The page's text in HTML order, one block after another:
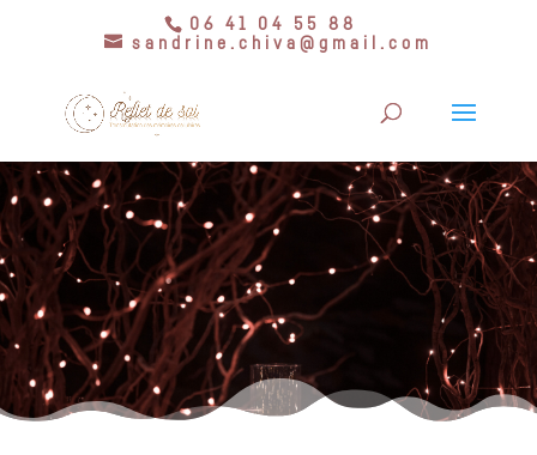
06 41 04 55 88
sandrine.chiva@gmail.com